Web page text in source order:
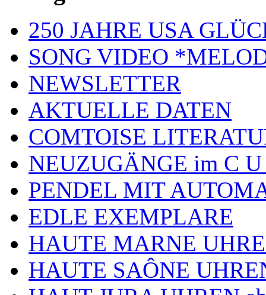
250 JAHRE USA
SONG VIDEO
NEWSLETTER
AKTUELLE DATEN
COMTOISE
NEUZUGÄNGE im C
PENDEL MIT
EDLE EXEMPLARE
HAUTE MARNE
HAUTE SAÔNE